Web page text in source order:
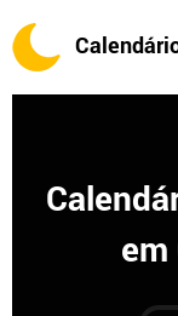
em